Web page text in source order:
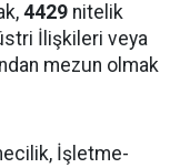
4429 nitelik
İlişkileri veya
mezun olmak
İşletme-